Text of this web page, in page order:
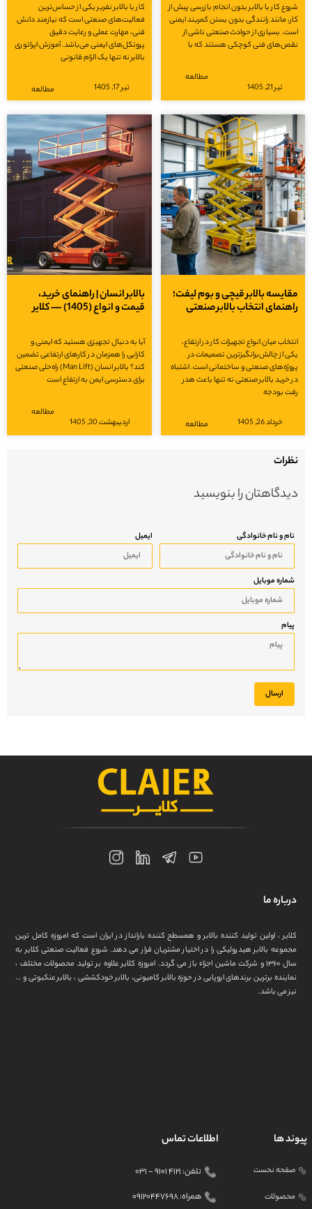
شروع کار با بالابر بدون انجام بازرسی پیش از
کار، مانند رانندگی بدون بستن کمربند ایمنی
است. بسیاری از حوادث صنعتی ناشی از
نقص‌های فنی کوچکی هستند که با
مطالعه
تیر 21, 1405
کار با بالابر نفربر یکی از حساس‌ترین
فعالیت‌های صنعتی است که نیازمند دانش
فنی، مهارت عملی و رعایت دقیق
پروتکل‌های ایمنی می‌باشد. آموزش اپراتوری
بالابر نه تنها یک الزام قانونی
مطالعه تیر 17, 1405
مقایسه بالابر قیچی و بوم لیفت؛
راهنمای انتخاب بالابر صنعتی
انتخاب میان انواع تجهیزات کار در ارتفاع،
یکی از چالش‌برانگیزترین تصمیمات در
پروژه‌های صنعتی و ساختمانی است. اشتباه
در خرید بالابر صنعتی نه تنها باعث هدر
رفت بودجه
مطالعه خرداد 26, 1405
بالابر انسان | راهنمای خرید،
قیمت و انواع (1405) — کلایر
آیا به دنبال تجهیزی هستید که ایمنی و
کارایی را همزمان در کارهای ارتفاعی تضمین
کند؟ بالابر انسان (Man Lift) راه‌حلی صنعتی
برای دسترسی ایمن به ارتفاع است
مطالعه
اردیبهشت 30, 1405
نظرات
دیدگاهتان را بنویسید
نام و نام خانوادگی ایمیل
شماره موبایل
پیام
ارسال
درباره ما
کلایر ، اولین تولید کننده بالابر و همسطح کننده بارانداز در ایران است که امروزه کامل ترین
مجموعه بالابر هیدرولیکی را در اختیار مشتریان قرار می دهد. شروع فعالیت صنعتی کلایر به
سال ۱۳۶۰ و شرکت ماشین اجزاء باز می گردد. امروزه کلایر علاوه بر تولید محصولات مختلف ،
نماینده برترین برندهای اروپایی در حوزه بالابر کامیونی، بالابر خودکششی ، بالابر عنکبوتی و …
نیز می باشد.
پیوند ها
صفحه نحست
محصولات
اطلاعات تماس
تلفن: ۴۱۲۱ ۹۱۰۱ - ۰۳۱
همراه: ۰۹۱۲۰۴۴۷۶۹۸